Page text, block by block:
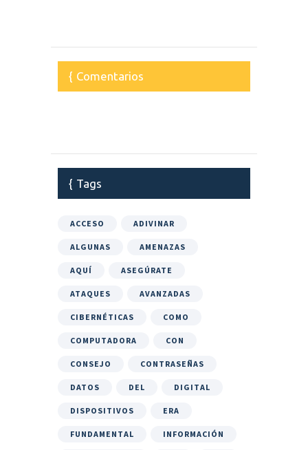
Comentarios
Tags
ACCESO ADIVINAR
ALGUNAS AMENAZAS
AQUÍ ASEGÚRATE
ATAQUES AVANZADAS
CIBERNÉTICAS COMO
COMPUTADORA CON
CONSEJO CONTRASEÑAS
DATOS DEL DIGITAL
DISPOSITIVOS ERA
FUNDAMENTAL INFORMACIÓN